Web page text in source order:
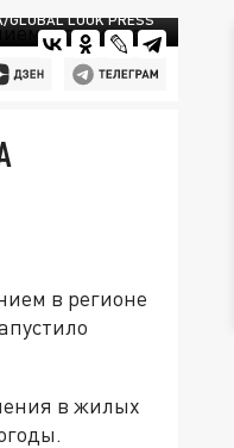
LOOK PRESS
в регионе
в жилых